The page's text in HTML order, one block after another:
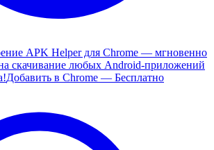
APK Helper для Chrome — мгновенно
скачивание любых Android-приложений
Добавить в Chrome — Бесплатно